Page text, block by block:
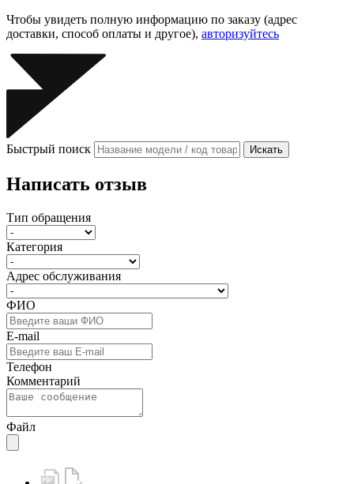
Чтобы увидеть полную информацию по заказу (адрес
доставки, способ оплаты и другое), авторизуйтесь
Быстрый поиск Искать
Написать отзыв
Тип обращения
Категория
Адрес обслуживания
ФИО
E-mail
Телефон
Комментарий
Файл